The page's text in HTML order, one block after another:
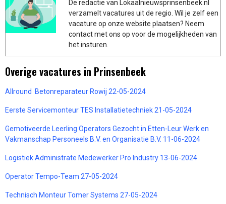
De redactie van Lokaalnieuwsprinsenbeek.nl
verzamelt vacatures uit de regio. Wil je zelf een
vacature op onze website plaatsen? Neem
contact met ons op voor de mogelijkheden van
het insturen.
Overige vacatures in Prinsenbeek
Allround Betonreparateur Rowij 22-05-2024
Eerste Servicemonteur TES Installatietechniek 21-05-2024
Gemotiveerde Leerling Operators Gezocht in Etten-Leur Werk en
Vakmanschap Personeels B.V. en Organisatie B.V. 11-06-2024
Logistiek Administrate Medewerker Pro Industry 13-06-2024
Operator Tempo-Team 27-05-2024
Technisch Monteur Tomer Systems 27-05-2024